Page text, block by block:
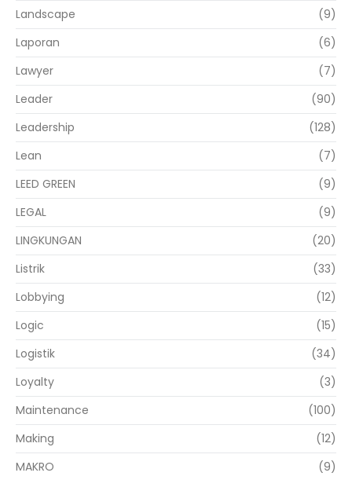
Landscape
(9)
Laporan
(6)
Lawyer
(7)
Leader
(90)
Leadership
(128)
Lean
(7)
LEED GREEN
(9)
LEGAL
(9)
LINGKUNGAN
(20)
Listrik
(33)
Lobbying
(12)
Logic
(15)
Logistik
(34)
Loyalty
(3)
Maintenance
(100)
Making
(12)
MAKRO
(9)